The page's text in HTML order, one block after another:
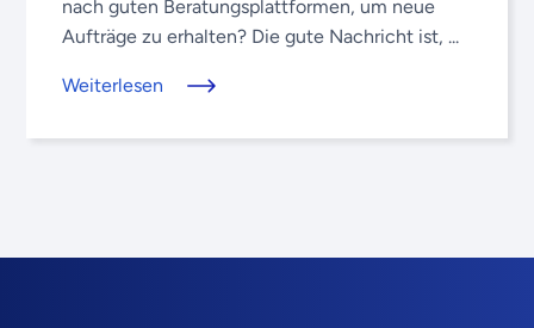
nach guten Beratungsplattformen, um neue
Aufträge zu erhalten? Die gute Nachricht ist, ...
Weiterlesen